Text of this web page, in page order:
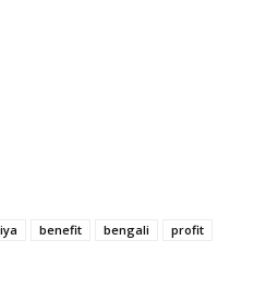
benefit bengali
profit